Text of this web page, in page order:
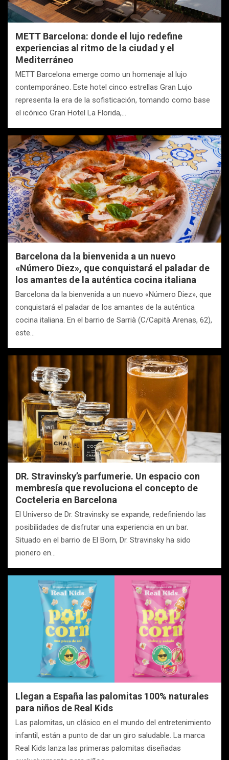
METT Barcelona: donde el lujo redefine
experiencias al ritmo de la ciudad y el
Mediterráneo
METT Barcelona emerge como un homenaje al lujo
contemporáneo. Este hotel cinco estrellas Gran Lujo
representa la era de la sofisticación, tomando como base
el icónico Gran Hotel La Florida,…
Barcelona da la bienvenida a un nuevo
«Número Diez», que conquistará el paladar de
los amantes de la auténtica cocina italiana
Barcelona da la bienvenida a un nuevo «Número Diez», que
conquistará el paladar de los amantes de la auténtica
cocina italiana. En el barrio de Sarrià (C/Capità Arenas, 62),
este…
DR. Stravinsky’s parfumerie. Un espacio con
membresía que revoluciona el concepto de
Cocteleria en Barcelona
El Universo de Dr. Stravinsky se expande, redefiniendo las
posibilidades de disfrutar una experiencia en un bar.
Situado en el barrio de El Born, Dr. Stravinsky ha sido
pionero en…
Llegan a España las palomitas 100% naturales
para niños de Real Kids
Las palomitas, un clásico en el mundo del entretenimiento
infantil, están a punto de dar un giro saludable. La marca
Real Kids lanza las primeras palomitas diseñadas